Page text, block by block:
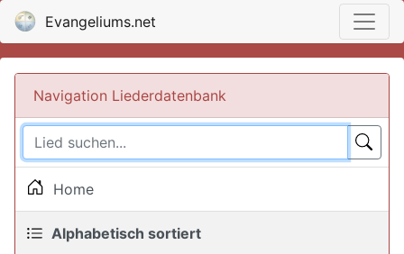
Evangeliums.net
Navigation Liederdatenbank
Home
Alphabetisch sortiert